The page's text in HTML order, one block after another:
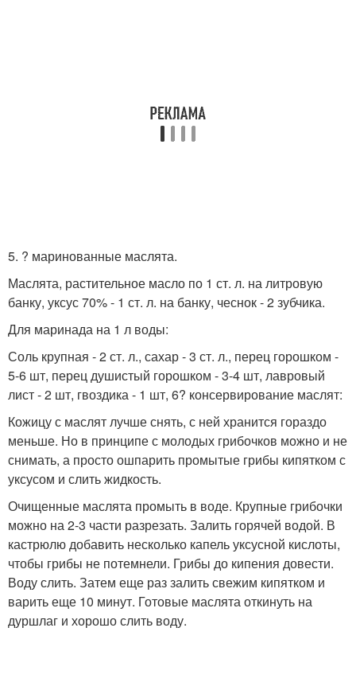
5. ? маринованные маслята.
Маслята, растительное масло по 1 ст. л. на литровую
банку, уксус 70% - 1 ст. л. на банку, чеснок - 2 зубчика.
Для маринада на 1 л воды:
Соль крупная - 2 ст. л., сахар - 3 ст. л., перец горошком -
5-6 шт, перец душистый горошком - 3-4 шт, лавровый
лист - 2 шт, гвоздика - 1 шт, 6? консервирование маслят:
Кожицу с маслят лучше снять, с ней хранится гораздо
меньше. Но в принципе с молодых грибочков можно и не
снимать, а просто ошпарить промытые грибы кипятком с
уксусом и слить жидкость.
Очищенные маслята промыть в воде. Крупные грибочки
можно на 2-3 части разрезать. Залить горячей водой. В
кастрюлю добавить несколько капель уксусной кислоты,
чтобы грибы не потемнели. Грибы до кипения довести.
Воду слить. Затем еще раз залить свежим кипятком и
варить еще 10 минут. Готовые маслята откинуть на
дуршлаг и хорошо слить воду.